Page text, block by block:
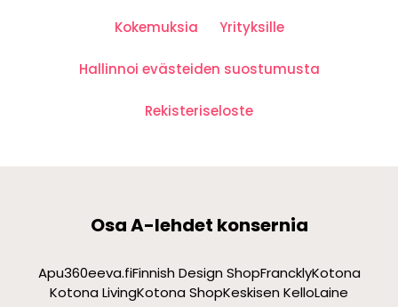
Kokemuksia Yrityksille
Hallinnoi evästeiden suostumusta
Rekisteriseloste
Osa A-lehdet konsernia
Apu360eeva.fiFinnish Design ShopFrancklyKotona
Kotona LivingKotona ShopKeskisen KelloLaine